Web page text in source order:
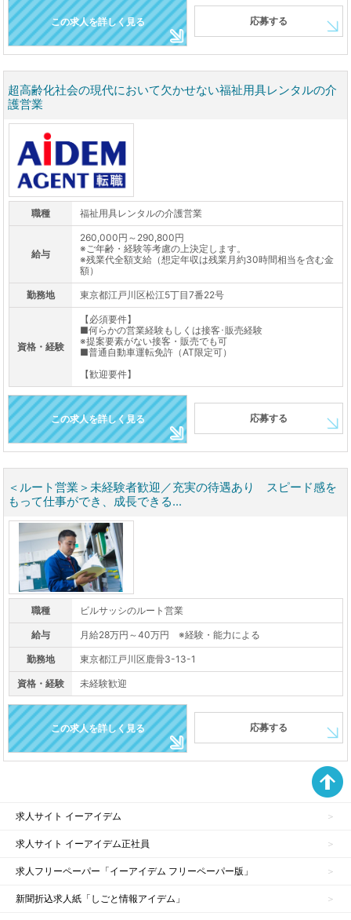
この求人を詳しく見る 応募する
超高齢化社会の現代において欠かせない福祉用具レンタルの介
護営業
職種 福祉用具レンタルの介護営業
給与
260,000円～290,800円
※ご年齢・経験等考慮の上決定します。
※残業代全額支給（想定年収は残業月約30時間相当を含む金
額）
勤務地 東京都江戸川区松江5丁目7番22号
資格・経験
【必須要件】
■何らかの営業経験もしくは接客･販売経験
※提案要素がない接客・販売でも可
■普通自動車運転免許（AT限定可）
【歓迎要件】
この求人を詳しく見る 応募する
＜ルート営業＞未経験者歓迎／充実の待遇あり スピード感を
もって仕事ができ、成長できる...
職種 ビルサッシのルート営業
給与 月給28万円～40万円 ※経験・能力による
勤務地 東京都江戸川区鹿骨3-13-1
資格・経験 未経験歓迎
この求人を詳しく見る 応募する
求人サイト イーアイデム
求人サイト イーアイデム正社員
求人フリーペーパー「イーアイデム フリーペーパー版」
新聞折込求人紙「しごと情報アイデム」